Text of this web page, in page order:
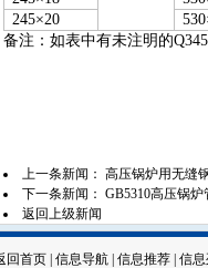
245×20
备注：如表中有未注明的Q345
上一条新闻： 高压锅炉用无缝
下一条新闻： GB5310高压锅
返回上级新闻
回首页 信息导航 信息推荐 信